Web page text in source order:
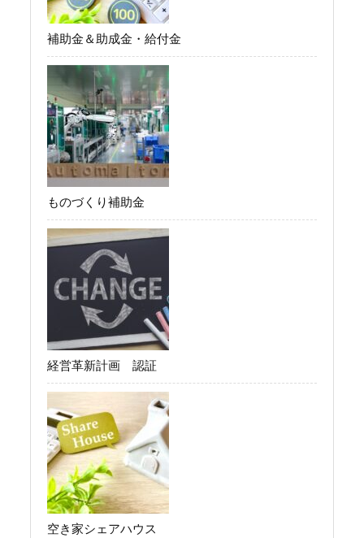
補助金＆助成金・給付金
ものづくり補助金
経営革新計画 認証
空き家シェアハウス